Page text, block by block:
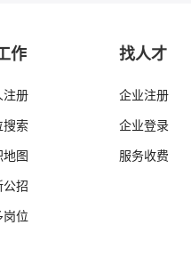
作
注册
搜索
地图
公招
岗位
找人才
企业注册
企业登录
服务收费